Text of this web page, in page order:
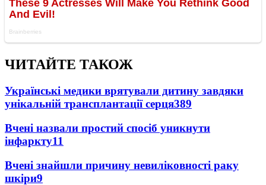
ЧИТАЙТЕ ТАКОЖ
Українські медики врятували дитину завдяки
унікальній трансплантації серця389
Вчені назвали простий спосіб уникнути
інфаркту11
Вчені знайшли причину невиліковності раку
шкіри9